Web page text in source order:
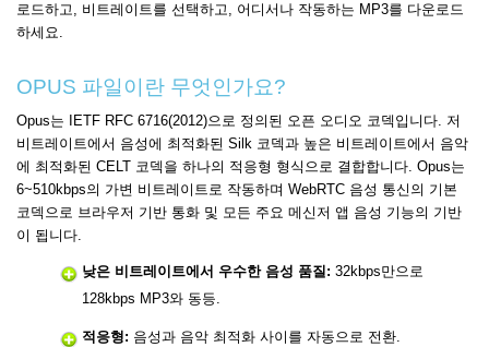
로드하고, 비트레이트를 선택하고, 어디서나 작동하는 MP3를 다운로드
하세요.
OPUS 파일이란 무엇인가요?
Opus는 IETF RFC 6716(2012)으로 정의된 오픈 오디오 코덱입니다. 저
비트레이트에서 음성에 최적화된 Silk 코덱과 높은 비트레이트에서 음악
에 최적화된 CELT 코덱을 하나의 적응형 형식으로 결합합니다. Opus는
6~510kbps의 가변 비트레이트로 작동하며 WebRTC 음성 통신의 기본
코덱으로 브라우저 기반 통화 및 모든 주요 메신저 앱 음성 기능의 기반
이 됩니다.
낮은 비트레이트에서 우수한 음성 품질: 32kbps만으로
128kbps MP3와 동등.
적응형: 음성과 음악 최적화 사이를 자동으로 전환.